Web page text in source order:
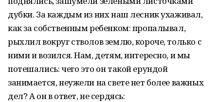
дубки. За каждым из них наш лесник ухаживал,
как за собственным ребенком: пропалывал,
рыхлил вокруг стволов землю, короче, только с
ними и возился. Нам, детям, интересно, и мы
потешались: чего это он такой ерундой
занимается, неужели на свете нет более важных
дел? А он в ответ, не сердясь: